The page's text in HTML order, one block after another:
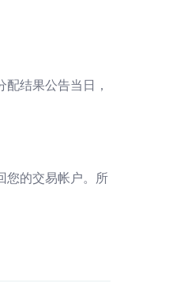
结果公告当日，
您的交易帐户。所